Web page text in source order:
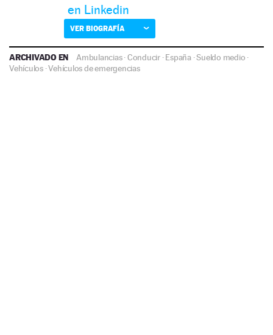
en Linkedin
VER BIOGRAFÍA
ARCHIVADO EN Ambulancias·Conducir·España·Sueldo medio ·
Vehículos·Vehículos de emergencias